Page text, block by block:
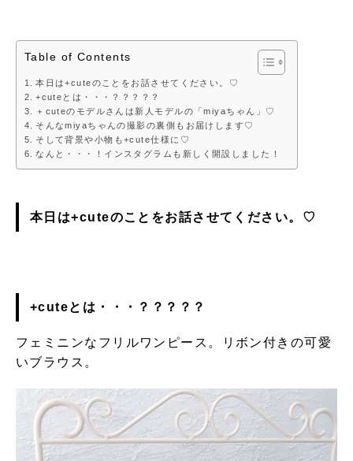
Table of Contents
本日は+cuteのことをお話させてください。♡
+cuteとは・・・？？？？？
＋cuteのモデルさんは新人モデルの「miyaちゃん」♡
そんなmiyaちゃんの撮影の裏側もお届けします♡
そして背景や小物も+cute仕様に♡
なんと・・・！インスタグラムも新しく開設しました！
本日は+cuteのことをお話させてください。♡
+cuteとは・・・？？？？？
フェミニンなフリルワンピース。リボン付きの可愛
いブラウス。